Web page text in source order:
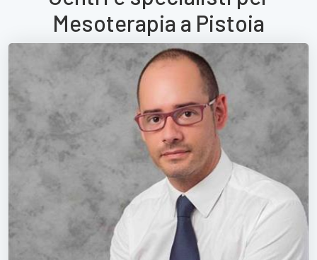
Mesoterapia a Pistoia